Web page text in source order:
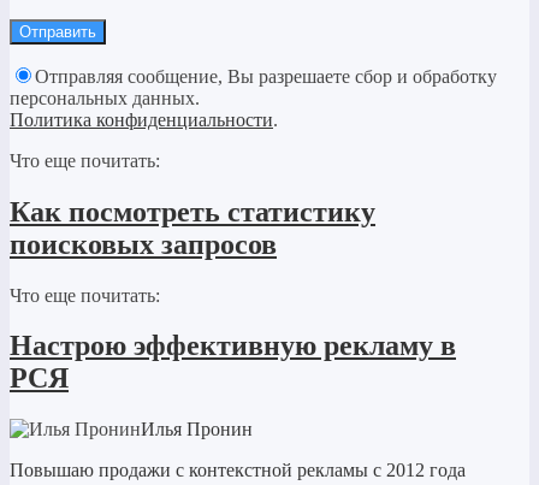
Отправляя сообщение, Вы разрешаете сбор и обработку
персональных данных.
Политика конфиденциальности.
Что еще почитать:
Как посмотреть статистику
поисковых запросов
Что еще почитать:
Настрою эффективную рекламу в
РСЯ
Илья Пронин
Повышаю продажи с контекстной рекламы с 2012 года